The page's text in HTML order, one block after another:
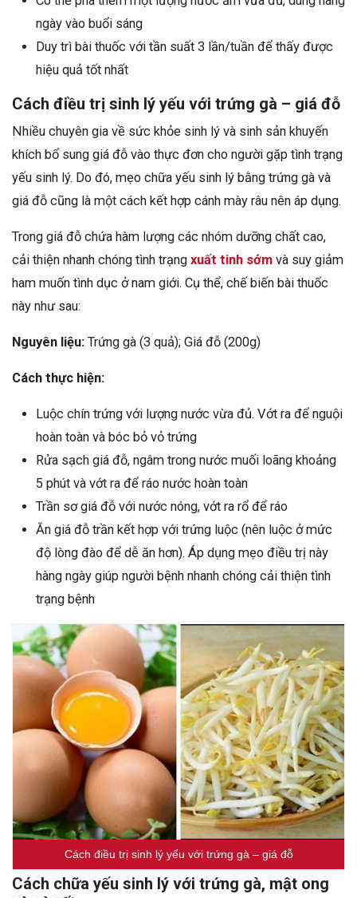
ngày vào buổi sáng
Duy trì bài thuốc với tần suất 3 lần/tuần để thấy được
hiệu quả tốt nhất
Cách điều trị sinh lý yếu với trứng gà – giá đỗ
Nhiều chuyên gia về sức khỏe sinh lý và sinh sản khuyến
khích bổ sung giá đỗ vào thực đơn cho người gặp tình trạng
yếu sinh lý. Do đó, mẹo chữa yếu sinh lý bằng trứng gà và
giá đỗ cũng là một cách kết hợp cánh mày râu nên áp dụng.
Trong giá đỗ chứa hàm lượng các nhóm dưỡng chất cao,
cải thiện nhanh chóng tình trạng xuất tinh sớm và suy giảm
ham muốn tình dục ở nam giới. Cụ thể, chế biến bài thuốc
này như sau:
Nguyên liệu: Trứng gà (3 quả); Giá đỗ (200g)
Cách thực hiện:
Luộc chín trứng với lượng nước vừa đủ. Vớt ra để nguội
hoàn toàn và bóc bỏ vỏ trứng
Rửa sạch giá đỗ, ngâm trong nước muối loãng khoảng
5 phút và vớt ra để ráo nước hoàn toàn
Trần sơ giá đỗ với nước nóng, vớt ra rổ để ráo
Ăn giá đỗ trần kết hợp với trứng luộc (nên luộc ở mức
độ lòng đào để dễ ăn hơn). Áp dụng mẹo điều trị này
hàng ngày giúp người bệnh nhanh chóng cải thiện tình
trạng bệnh
Cách điều trị sinh lý yếu với trứng gà – giá đỗ
Cách chữa yếu sinh lý với trứng gà, mật ong